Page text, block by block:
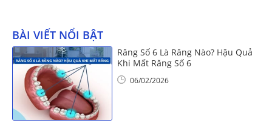
BÀI VIẾT NỔI BẬT
Răng Số 6 Là Răng Nào? Hậu Quả
Khi Mất Răng Số 6
06/02/2026